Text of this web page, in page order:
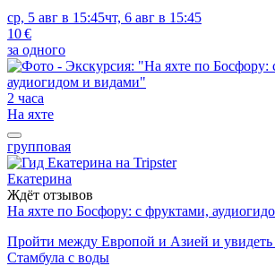
ср, 5 авг в 15:45чт, 6 авг в 15:45
10 €
за одного
2 часа
На яхте
групповая
Екатерина
Ждёт отзывов
На яхте по Босфору: с фруктами,
Пройти между Европой и Азией и увидеть
Стамбула с воды